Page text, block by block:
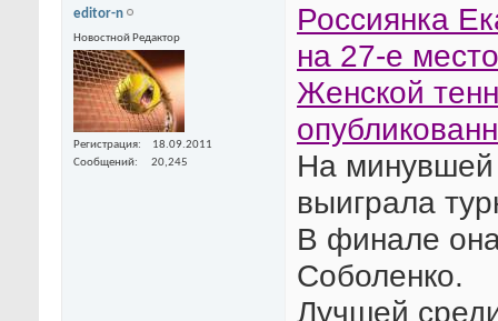
editor-n
Новостной Редактор
Регистрация
18.09.2011
Сообщений
20,245
Россиянка
на 27-е
Женской
На минувшей
выиграла
В финале
Соболенко.
Лучшей